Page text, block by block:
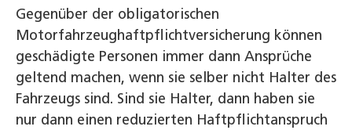
Gegenüber der obligatorischen
Motorfahrzeughaftpflichtversicherung können
geschädigte Personen immer dann Ansprüche
geltend machen, wenn sie selber nicht Halter des
Fahrzeugs sind. Sind sie Halter, dann haben sie
nur dann einen reduzierten Haftpflichtanspruch